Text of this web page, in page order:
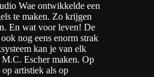
Wae ontwikkelde een
te maken. Zo krijgen
En wat voor leven! De
nog eens enorm strak
kan je van elk
Escher maken. Op
artistiek als op